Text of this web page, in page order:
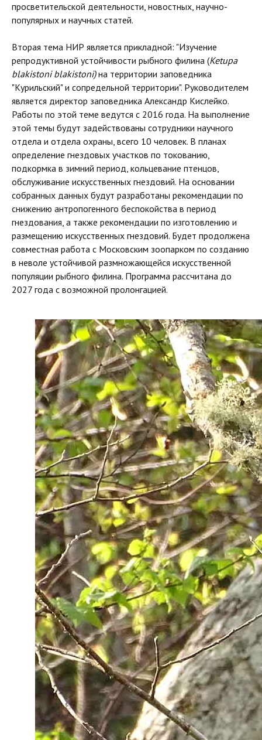
просветительской деятельности, новостных, научно-
популярных и научных статей.
Вторая тема НИР является прикладной: "Изучение
репродуктивной устойчивости рыбного филина (Ketupa
blakistoni blakistoni)на территории заповедника
"Курильский" и сопредельной территории". Руководителем
является директор заповедника Александр Кислейко.
Работы по этой теме ведутся с 2016 года. На выполнение
этой темы будут задействованы сотрудники научного
отдела и отдела охраны, всего 10 человек. В планах
определение гнездовых участков по токованию,
подкормка в зимний период, кольцевание птенцов,
обслуживание искусственных гнездовий. На основании
собранных данных будут разработаны рекомендации по
снижению антропогенного беспокойства в период
гнездования, а также рекомендации по изготовлению и
размещению искусственных гнездовий. Будет продолжена
совместная работа с Московским зоопарком по созданию
в неволе устойчивой размножающейся искусственной
популяции рыбного филина. Программа рассчитана до
2027 года с возможной пролонгацией.